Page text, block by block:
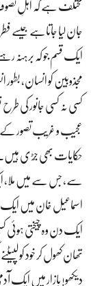
مختلف ہے کہ اہلِ
جان لیا جاتاہے جیسے
ایک قسم جو کہ برہنہ
مجذوبین کو انسان،
کسی نہ کسی جانور کی
عجیب و غریب تصور کے
حکایات بھی جُڑی ہیں۔
سے، جس سے میں ملا،
اسماعیل خان میں ایک
ایک دن وہ چیختی ہوئی
تھان کھول کر خود کو
دیکھو! بازار میں ایک